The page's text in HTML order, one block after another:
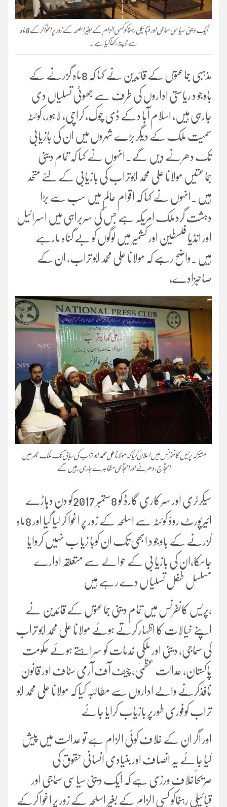
ایک دینی سیاسی سماجی اور قبائیلی رہنماکو کسی الزام کے بغیر اسلحہ کے زور پر اغوا کرکے 8ماہ
سے لاپتہ رکھا گیاہے۔
مذہبی جماعتوں کے قائدین نے کہا کہ 8ماہ گزرنے کے
باوجو د ریاستی اداروں کی طرف سے جھوٹی تسلیاں دی
جارہی ہیں، اسلام آبا دکے ڈی چوک، کراچی، لاہور، کوئٹہ
سمیت ملک کے دیگر بڑے شہروں میں ان کی بازیابی
تک دھرنے دیں گے۔انہوں نے کہا کہ تمام دینی
جماعتیں مولانا علی محمد ابوتراب کی بازیابی کے لئے متحد
ہیں۔انہوں نے کہا کہ اقوام عالم میں سب سے بڑا
دہشت گردملک امریکہ ہے جس کی سربراہی میں اسرائیل
اور انڈیا فلسطین اور کشمیر میں لوگوں کو بے گناہ مارہے
ہیں۔واضح رہے کہ مولانا علی محمد ابو تراب، ان کے
صاحبزادے،
مشترکہ پریس کانفرنس میں اعلان کیا کہ مولاناعلی محمد ابو تراب کی رہائی تک ملک بھر میں
احتجاج، دھرنے اور احتجاجی مظاہر ے جاری رہیں گے
سیکرٹری اور سرکاری گارڈ کو 8ستمبر 2017کو دن دہاڑے
ائیرپورٹ روڈ کوئٹہ سے اسلحہ کے زور پر اغوا کر لیا گیا اور 8ماہ
گزرنے کے باوجو د ابھی تک ان کوبا زیا ب نہیں کروایا
جاسکا،ان کی بازیا بی کے حوالے سے متعلقہ ادارے
مسلسل طفل تسلیا ں دے رہے ہیں
،پریس کانفرنس میں تمام دینی جماعتوں کے قائدین نے
اپنے خیالات کا اظہار کرتے ہوئے مولانا علی محمد ابو تراب
کی سماجی، دینی اور ملکی خدمات کو سراہتے ہوئے حکومت
پاکستان، عدالت عظمیٰ، چیف آف آرمی سٹاف اور قانون
نافذکرنے والے اداروں سے مطالبہ کیا کہ مولانا علی محمد ابو
تراب کوفوری طورپر بازیاب کرایا جائے
اور اگر ان کے خلاف کوئی الزام ہے تو عدالت میں پیش
کیا جائے یہ انصاف اور بنیادی انسانی حقوق کی
صریحاًخلاف ورزی ہے کہ ایک دینی سیاسی سماجی اور
قبائیلی رہنماکو کسی الزام کے بغیر اسلحہ کے زور پر اغوا کرکے